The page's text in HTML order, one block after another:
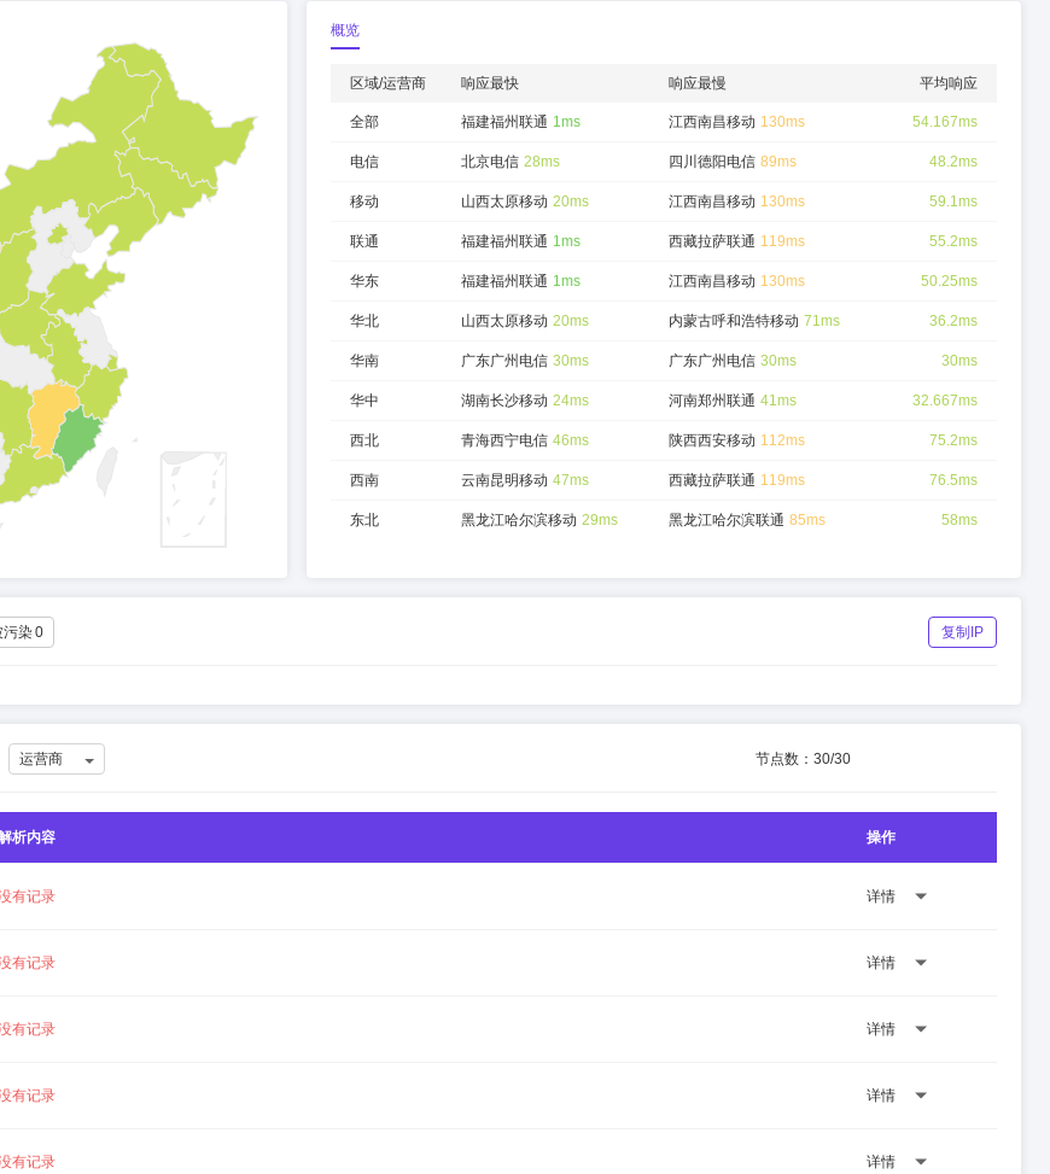
概览
区域/运营商 响应最快 响应最慢 平均响应
全部 福建福州联通 1ms 江西南昌移动 130ms 54.167ms
电信 北京电信 28ms 四川德阳电信 89ms 48.2ms
移动 山西太原移动 20ms 江西南昌移动 130ms 59.1ms
联通 福建福州联通 1ms 西藏拉萨联通 119ms 55.2ms
华东 福建福州联通 1ms 江西南昌移动 130ms 50.25ms
华北 山西太原移动 20ms 内蒙古呼和浩特移动 71ms 36.2ms
华南 广东广州电信 30ms 广东广州电信 30ms 30ms
华中 湖南长沙移动 24ms 河南郑州联通 41ms 32.667ms
西北 青海西宁电信 46ms 陕西西安移动 112ms 75.2ms
西南 云南昆明移动 47ms 西藏拉萨联通 119ms 76.5ms
东北 黑龙江哈尔滨移动 29ms 黑龙江哈尔滨联通 85ms 58ms
污染0 复制IP
运营商 节点数： 30/30
析内容 操作
有记录 详情
有记录 详情
有记录 详情
有记录 详情
有记录 详情